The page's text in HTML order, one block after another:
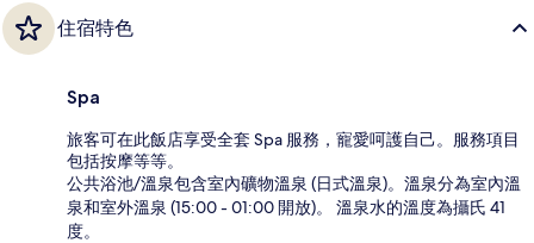
住宿特色
Spa
旅客可在此飯店享受全套 Spa 服務，寵愛呵護自己。服務項目
包括按摩等等。
公共浴池/溫泉包含室內礦物溫泉 (日式溫泉)。溫泉分為室內溫
泉和室外溫泉 (15:00 - 01:00 開放)。 溫泉水的溫度為攝氏 41
度。